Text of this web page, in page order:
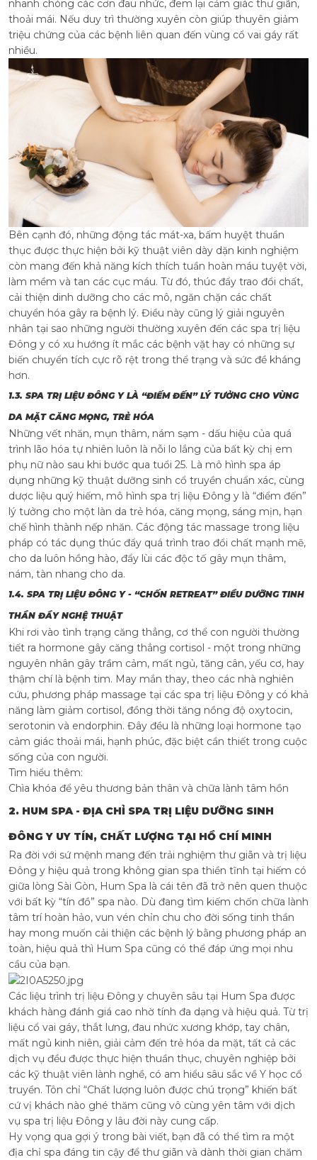
nhanh chóng các cơn đau nhức, đem lại cảm giác thư giãn,
thoải mái. Nếu duy trì thường xuyên còn giúp thuyên giảm
triệu chứng của các bệnh liên quan đến vùng cổ vai gáy rất
nhiều.
Bên cạnh đó, những động tác mát-xa, bấm huyệt thuần
thục được thực hiện bởi kỹ thuật viên dày dặn kinh nghiệm
còn mang đến khả năng kích thích tuần hoàn máu tuyệt vời,
làm mềm và tan các cục máu. Từ đó, thúc đẩy trao đổi chất,
cải thiện dinh dưỡng cho các mô, ngăn chặn các chất
chuyển hóa gây ra bệnh lý. Điều này cũng lý giải nguyên
nhân tại sao những người thường xuyên đến các spa trị liệu
Đông y có xu hướng ít mắc các bệnh vặt hay có những sự
biến chuyển tích cực rõ rệt trong thể trạng và sức đề kháng
hơn.
1.3. SPA TRỊ LIỆU ĐÔNG Y LÀ “ĐIẾM ĐẾN” LÝ TƯỞNG CHO VÙNG
DA MẶT CĂNG MỌNG, TRẺ HÓA
Những vết nhăn, mụn thâm, nám sạm - dấu hiệu của quá
trình lão hóa tự nhiên luôn là nỗi lo lắng của bất kỳ chị em
phụ nữ nào sau khi bước qua tuổi 25. Là mô hình spa áp
dụng những kỹ thuật dưỡng sinh cổ truyền chuẩn xác, cùng
dược liệu quý hiếm, mô hình spa trị liệu Đông y là “điểm đến”
lý tưởng cho một làn da trẻ hóa, căng mọng, sáng mịn, hạn
chế hình thành nếp nhăn. Các động tác massage trong liệu
pháp có tác dụng thúc đẩy quá trình trao đổi chất mạnh mẽ,
cho da luôn hồng hào, đẩy lùi các độc tố gây mụn thâm,
nám, tàn nhang cho da.
1.4. SPA TRỊ LIỆU ĐÔNG Y - “CHỐN RETREAT” ĐIỀU DƯỠNG TINH
THẦN ĐẦY NGHỆ THUẬT
Khi rơi vào tình trạng căng thẳng, cơ thể con người thường
tiết ra hormone gây căng thẳng cortisol - một trong những
nguyên nhân gây trầm cảm, mất ngủ, tăng cân, yếu cơ, hay
thậm chí là bệnh tim. May mắn thay, theo các nhà nghiên
cứu, phương pháp massage tại các spa trị liệu Đông y có khả
năng làm giảm cortisol, đồng thời tăng nồng độ oxytocin,
serotonin và endorphin. Đây đều là những loại hormone tạo
cảm giác thoải mái, hạnh phúc, đặc biệt cần thiết trong cuộc
sống của con người.
Tìm hiểu thêm:
Chìa khóa để yêu thương bản thân và chữa lành tâm hồn
2. HUM SPA - ĐỊA CHỈ SPA TRỊ LIỆU DƯỠNG SINH
ĐÔNG Y UY TÍN, CHẤT LƯỢNG TẠI HỒ CHÍ MINH
Ra đời với sứ mệnh mang đến trải nghiệm thư giãn và trị liệu
Đông y hiệu quả trong không gian spa thiền tĩnh tại hiếm có
giữa lòng Sài Gòn, Hum Spa là cái tên đã trở nên quen thuộc
với bất kỳ “tín đồ” spa nào. Dù đang tìm kiếm chốn chữa lành
tâm trí hoàn hảo, vun vén chỉn chu cho đời sống tinh thần
hay mong muốn cải thiện các bệnh lý bằng phương pháp an
toàn, hiệu quả thì Hum Spa cũng có thể đáp ứng mọi nhu
cầu của bạn.
Các liệu trình trị liệu Đông y chuyên sâu tại Hum Spa được
khách hàng đánh giá cao nhờ tính đa dạng và hiệu quả. Từ trị
liệu cổ vai gáy, thắt lưng, đau nhức xương khớp, tay chân,
mất ngủ kinh niên, giải cảm đến trẻ hóa da mặt, tất cả các
dịch vụ đều được thực hiện thuần thục, chuyên nghiệp bởi
các kỹ thuật viên lành nghề, có am hiểu sâu sắc về Y học cổ
truyền. Tôn chỉ “Chất lượng luôn được chú trọng” khiến bất
cứ vị khách nào ghé thăm cũng vô cùng yên tâm với dịch
vụ spa trị liệu Đông y lâu đời này cung cấp.
Hy vọng qua gợi ý trong bài viết, bạn đã có thể tìm ra một
địa chỉ spa đáng tin cậy để thư giãn và dành thời gian chăm